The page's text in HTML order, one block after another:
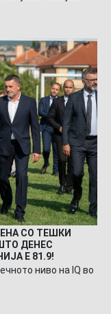
СО ТЕШКИ
ДЕНЕС
Е 81.9!
ниво на IQ во